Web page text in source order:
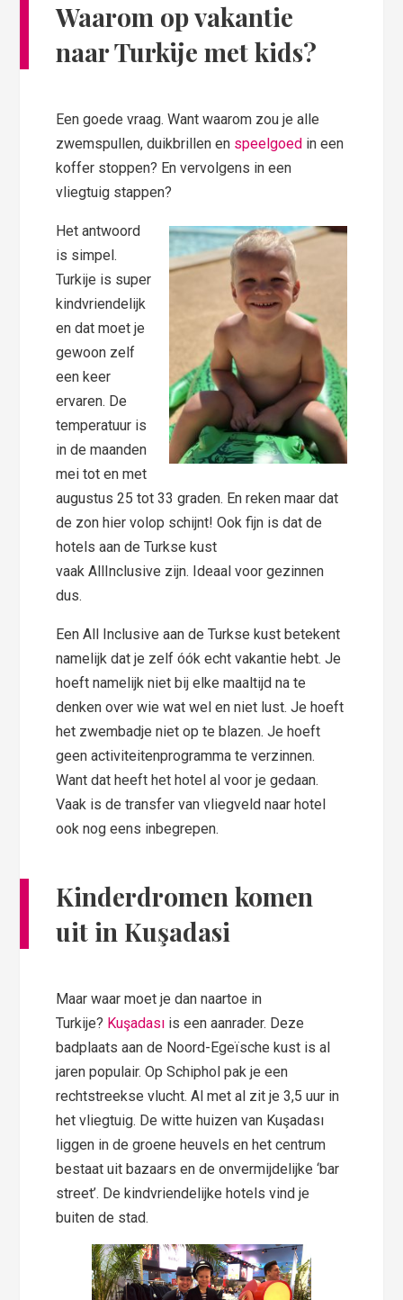
Waarom op vakantie
naar Turkije met kids?
Een goede vraag. Want waarom zou je alle
zwemspullen, duikbrillen en speelgoed in een
koffer stoppen? En vervolgens in een
vliegtuig stappen?
Het antwoord
is simpel.
Turkije is super
kindvriendelijk
en dat moet je
gewoon zelf
een keer
ervaren. De
temperatuur is
in de maanden
mei tot en met
augustus 25 tot 33 graden. En reken maar dat
de zon hier volop schijnt! Ook fijn is dat de
hotels aan de Turkse kust
vaak AllInclusive zijn. Ideaal voor gezinnen
dus.
Een All Inclusive aan de Turkse kust betekent
namelijk dat je zelf óók echt vakantie hebt. Je
hoeft namelijk niet bij elke maaltijd na te
denken over wie wat wel en niet lust. Je hoeft
het zwembadje niet op te blazen. Je hoeft
geen activiteitenprogramma te verzinnen.
Want dat heeft het hotel al voor je gedaan.
Vaak is de transfer van vliegveld naar hotel
ook nog eens inbegrepen.
Kinderdromen komen
uit in Kuşadasi
Maar waar moet je dan naartoe in
Turkije? Kuşadası is een aanrader. Deze
badplaats aan de Noord-Egeïsche kust is al
jaren populair. Op Schiphol pak je een
rechtstreekse vlucht. Al met al zit je 3,5 uur in
het vliegtuig. De witte huizen van Kuşadası
liggen in de groene heuvels en het centrum
bestaat uit bazaars en de onvermijdelijke ‘bar
street’. De kindvriendelijke hotels vind je
buiten de stad.